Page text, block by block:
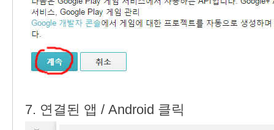
7. 연결된 앱 / Android 클릭